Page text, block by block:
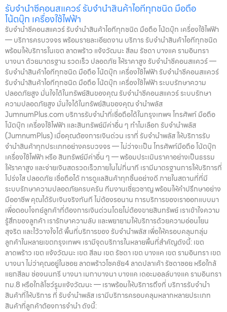
รับจำนำซีคอนสแควร์ รับจำนำสินค้าไอทีทุกชนิด มือถือ
โน้ตบุ๊ก เครื่องใช้ไฟฟ้า
รับจำนำซีคอนสแควร์ รับจำนำสินค้าไอทีทุกชนิด มือถือ โน้ตบุ๊ก เครื่องใช้ไฟฟ้า
— บริการครบวงจร พร้อมรายละเอียดงาน บริการ รับจำนำสินค้าไอทีทุกชนิด
พร้อมให้บริการในเขต ลาดพร้าว แจ้งวัฒนะ สีลม รัชดา บางแค รามอินทรา
บางนา ด้วยมาตรฐาน รวดเร็ว ปลอดภัย ให้ราคาสูง รับจำนำซีคอนสแควร์ —
รับจำนำสินค้าไอทีทุกชนิด มือถือ โน้ตบุ๊ก เครื่องใช้ไฟฟ้า รับจำนำซีคอนสแควร์
รับจำนำสินค้าไอทีทุกชนิด มือถือ โน้ตบุ๊ก เครื่องใช้ไฟฟ้า ระบบรักษาความ
ปลอดภัยสูง มั่นใจได้ในทรัพย์สินของคุณ รับจำนำซีคอนสแควร์ ระบบรักษา
ความปลอดภัยสูง มั่นใจได้ในทรัพย์สินของคุณ จำนำพลัส
JumnumPlus.com บริการรับจำนำที่เชื่อถือได้ในกรุงเทพฯ โทรศัพท์ มือถือ
โน้ตบุ๊ก เครื่องใช้ไฟฟ้า และสินทรัพย์มีค่าอื่น ๆ ทำไมเลือก รับจำนำพลัส
(JumnumPlus) เมื่อคุณต้องการเงินด่วน เราที่ รับจำนำพลัส ให้บริการรับ
จำนำสินค้าทุกประเภทอย่างครบวงจร — ไม่ว่าจะเป็น โทรศัพท์มือถือ โน้ตบุ๊ก
เครื่องใช้ไฟฟ้า หรือ สินทรัพย์มีค่าอื่น ๆ — พร้อมประเมินราคาอย่างเป็นธรรม
ให้ราคาสูง และจ่ายเงินสดรวดเร็วภายในไม่กี่นาที เรามีมาตรฐานการให้บริการที่
โปร่งใส ปลอดภัย เชื่อถือได้ การดูแลสินค้าทุกชิ้นอย่างดี ภายในสถานที่ที่มี
ระบบรักษาความปลอดภัยครบครัน ทีมงานเชี่ยวชาญ พร้อมให้คำปรึกษาอย่าง
มืออาชีพ คุณได้รับเงินจริงทันที ไม่ต้องรอนาน การบริการของเราออกแบบมา
เพื่อตอบโจทย์ลูกค้าที่ต้องการเงินด่วนโดยไม่ต้องขายสินทรัพย์ เราเข้าใจความ
รู้สึกของลูกค้า เรารักษาความลับ และพยายามให้บริการด้วยความอ่อนโยน
สุจริต และไว้วางใจได้ พื้นที่บริการของ รับจำนำพลัส เพื่อให้ครอบคลุมกลุ่ม
ลูกค้าในหลายเขตกรุงเทพฯ เรามีจุดบริการในหลายพื้นที่สำคัญดังนี้: เขต
ลาดพร้าว เขต แจ้งวัฒนะ เขต สีลม เขต รัชดา เขต บางแค เขต รามอินทรา เขต
บางนา ไม่ว่าคุณอยู่ในซอย ลาดพร้าวโชคชัย4 ลาดปลาเค้า รัชดาซอย หรือใกล้
แยกสีลม ช่องนนทรี บางนา เมกาบางนา บางแค เดอะมอลล์บางแค รามอินทรา
กม.8 หรือใกล้โชว์รูมแจ้งวัฒนะ — เราพร้อมให้บริการถึงที่ บริการรับจำนำ
สินค้าที่ให้บริการ ที่ รับจำนำพลัส เรามีบริการครอบคลุมหลากหลายประเภท
สินค้าที่ลูกค้าต้องการจำนำ ดังนี้: